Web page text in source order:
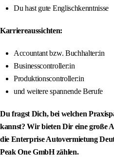
Du hast gute Englischkenntnisse
Karriereaussichten:
Accountant bzw. Buchhalter:in
Businesscontroller:in
Produktionscontroller:in
und weitere spannende Berufe
Du fragst Dich, bei welchen
kannst? Wir bieten Dir eine große
die Enterprise Autovermietung
Peak One GmbH zählen.